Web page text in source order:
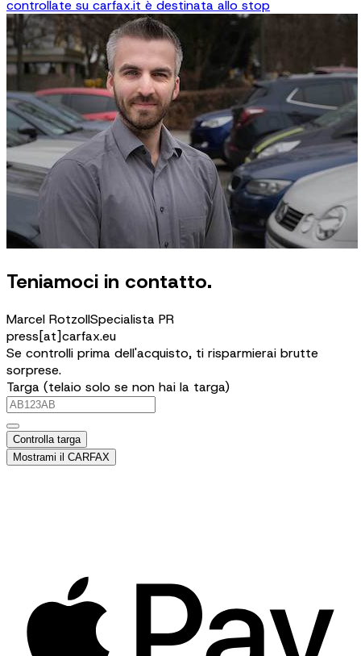
controllate su carfax.it è destinata allo stop
Teniamoci in contatto.
Marcel RotzollSpecialista PR
press[at]carfax.eu
Se controlli prima dell'acquisto, ti risparmierai brutte
sorprese.
Targa (telaio solo se non hai la targa)
Controlla targa
Mostrami il CARFAX